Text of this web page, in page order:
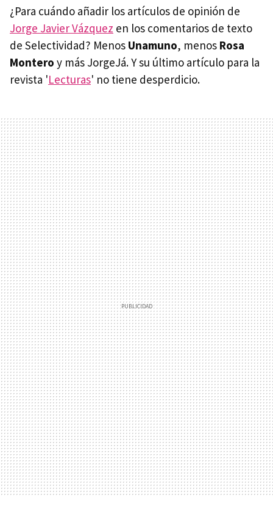
¿Para cuándo añadir los artículos de opinión de
Jorge Javier Vázquez en los comentarios de texto
de Selectividad? Menos Unamuno, menos Rosa
Montero y más JorgeJá. Y su último artículo para la
revista 'Lecturas' no tiene desperdicio.